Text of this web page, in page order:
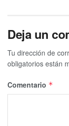
Deja un
Tu dirección de
obligatorios están
Comentario *